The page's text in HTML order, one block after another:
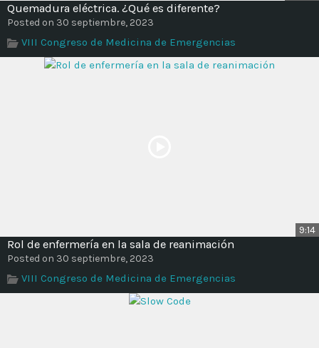
Quemadura eléctrica. ¿Qué es diferente?
Posted on 30 septiembre, 2023
VIII Congreso de Medicina de Emergencias
9:14
Rol de enfermería en la sala de reanimación
Posted on 30 septiembre, 2023
VIII Congreso de Medicina de Emergencias